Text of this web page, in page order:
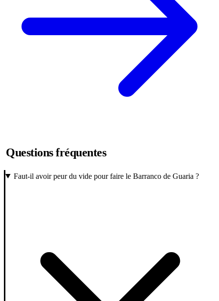
Questions fréquentes
Faut-il avoir peur du vide pour faire le Barranco de Guaria ?